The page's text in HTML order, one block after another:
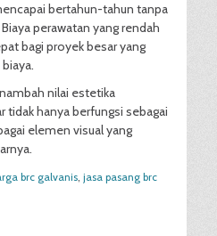
bertahun-tahun tanpa
perawatan yang rendah
bagi proyek besar yang
nilai estetika
tidak hanya berfungsi sebagai
elemen visual yang
brc galvanis, jasa pasang brc